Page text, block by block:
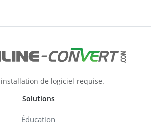
de logiciel requise.
Solutions
Éducation